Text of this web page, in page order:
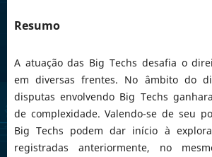
Resumo
A atuação das Big Techs desafia o
em diversas frentes. No âmbito do
disputas envolvendo Big Techs
de complexidade. Valendo-se de seu
Big Techs podem dar início à
registradas anteriormente, no